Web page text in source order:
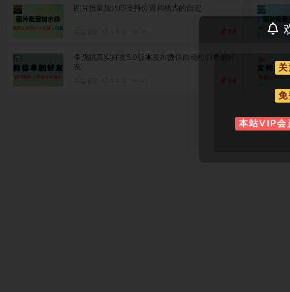
图片批量加水印支持位置和格式的自定
李跳跳真实好友5.0版本发布微信自动检测单删好
友
免
本站VIP会